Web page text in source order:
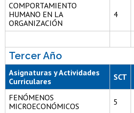
COMPORTAMIENTO
HUMANO EN LA
ORGANIZACIÓN
4
Tercer Año
Asignaturas y Actividades
Curriculares
SCT
FENÓMENOS
MICROECONÓMICOS
5